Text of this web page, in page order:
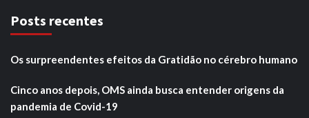
Posts recentes
Os surpreendentes efeitos da Gratidão no cérebro humano
Cinco anos depois, OMS ainda busca entender origens da
pandemia de Covid-19